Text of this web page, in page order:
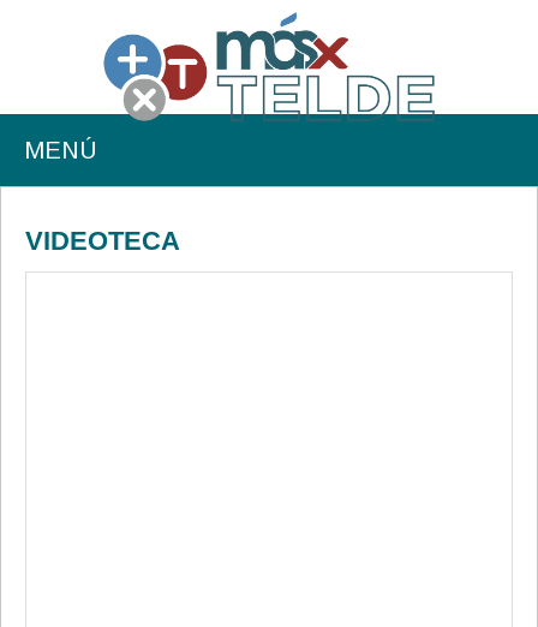
MENÚ
VIDEOTECA